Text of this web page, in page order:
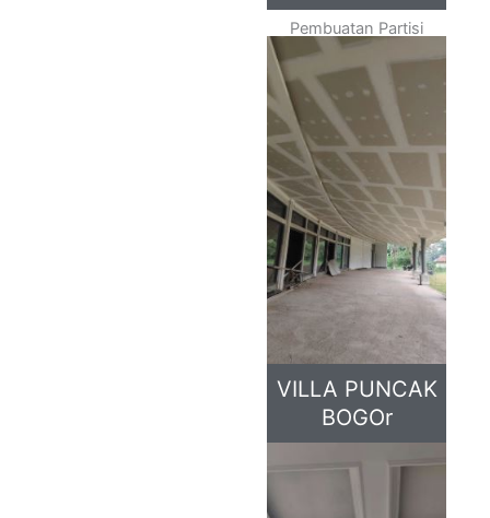
Pembuatan Partisi
VILLA PUNCAK
BOGOr